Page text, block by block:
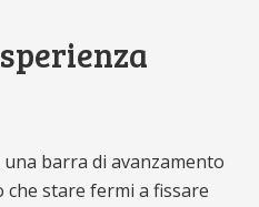
barra di avanzamento
stare fermi a fissare